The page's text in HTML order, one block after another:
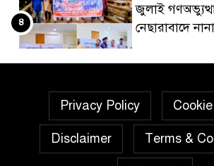
জুলাই
নেছারাবাদে
৪
সাথে যুবদলের
নয়নুজ্জামান
জুলাই
Privacy Policy
Disclaimer Terms &